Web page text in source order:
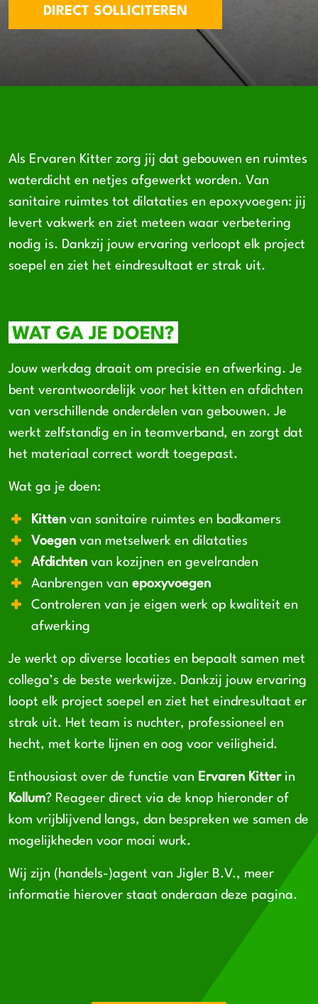
DIRECT SOLLICITEREN
Als Ervaren Kitter zorg jij dat gebouwen en ruimtes
waterdicht en netjes afgewerkt worden. Van
sanitaire ruimtes tot dilataties en epoxyvoegen: jij
levert vakwerk en ziet meteen waar verbetering
nodig is. Dankzij jouw ervaring verloopt elk project
soepel en ziet het eindresultaat er strak uit.
WAT GA JE DOEN?
Jouw werkdag draait om precisie en afwerking. Je
bent verantwoordelijk voor het kitten en afdichten
van verschillende onderdelen van gebouwen. Je
werkt zelfstandig en in teamverband, en zorgt dat
het materiaal correct wordt toegepast.
Wat ga je doen:
Kitten van sanitaire ruimtes en badkamers
Voegen van metselwerk en dilataties
Afdichten van kozijnen en gevelranden
Aanbrengen van epoxyvoegen
Controleren van je eigen werk op kwaliteit en
afwerking
Je werkt op diverse locaties en bepaalt samen met
collega’s de beste werkwijze. Dankzij jouw ervaring
loopt elk project soepel en ziet het eindresultaat er
strak uit. Het team is nuchter, professioneel en
hecht, met korte lijnen en oog voor veiligheid.
Enthousiast over de functie van Ervaren Kitter in
Kollum? Reageer direct via de knop hieronder of
kom vrijblijvend langs, dan bespreken we samen de
mogelijkheden voor moai wurk.
Wij zijn (handels-)agent van Jigler B.V., meer
informatie hierover staat onderaan deze pagina.